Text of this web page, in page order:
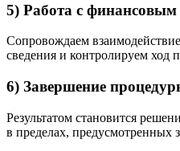
5) Работа с
Сопровождаем
сведения и контролируем ход
6) Завершение
Результатом становится
в пределах, предусмотренных